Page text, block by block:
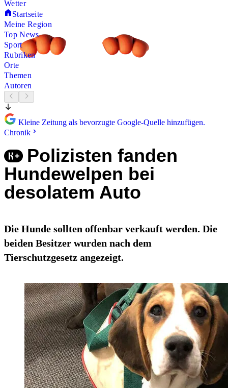
Wetter
Startseite
Meine Region
Top News
Sport
Rubriken
Orte
Themen
Autoren
Kleine Zeitung als bevorzugte Google-Quelle hinzufügen.
Chronik
Polizisten fanden
Hundewelpen bei
desolatem Auto
Die Hunde sollten offenbar verkauft werden. Die
beiden Besitzer wurden nach dem
Tierschutzgesetz angezeigt.